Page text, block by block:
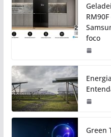
foco
Green